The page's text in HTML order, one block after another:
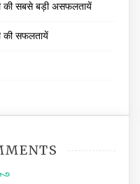
की सबसे बड़ी असफलतायें
की सफलतायें